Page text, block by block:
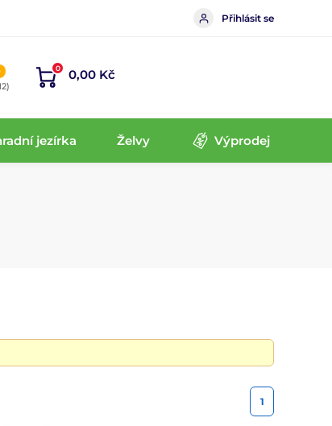
Přihlásit se
0 0,00 Kč
jezírka Želvy Výprodej
1